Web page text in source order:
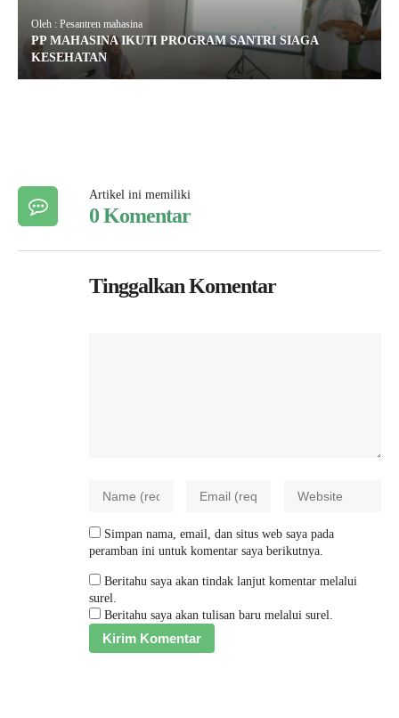
Oleh : Pesantren mahasina
PP MAHASINA IKUTI PROGRAM SANTRI SIAGA
KESEHATAN
Artikel ini memiliki
0 Komentar
Tinggalkan Komentar
Simpan nama, email, dan situs web saya pada
peramban ini untuk komentar saya berikutnya.
Beritahu saya akan tindak lanjut komentar melalui
surel.
Beritahu saya akan tulisan baru melalui surel.